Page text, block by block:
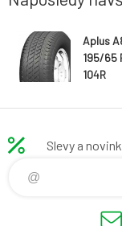
Aplus
195/65
104R
Slevy a